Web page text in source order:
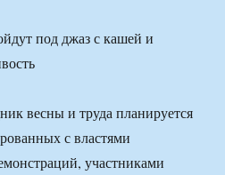
весны и труда планируется
с властями
участниками